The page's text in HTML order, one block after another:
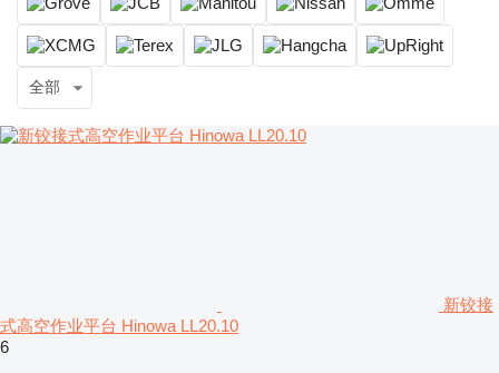
全部
新铰接
式高空作业平台 Hinowa LL20.10
6